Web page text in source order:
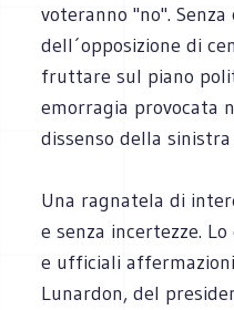
voteranno "no".
dell´opposizione di
fruttare sul piano
emorragia provocata
dissenso della
Una ragnatela di
e senza incertezze.
e ufficiali
Lunardon, del